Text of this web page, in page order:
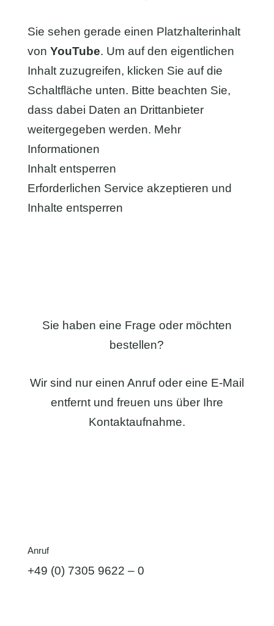
Sie sehen gerade einen Platzhalterinhalt
von YouTube. Um auf den eigentlichen
Inhalt zuzugreifen, klicken Sie auf die
Schaltfläche unten. Bitte beachten Sie,
dass dabei Daten an Drittanbieter
weitergegeben werden. Mehr
Informationen
Inhalt entsperren
Erforderlichen Service akzeptieren und
Inhalte entsperren
Sie haben eine Frage oder möchten
bestellen?
Wir sind nur einen Anruf oder eine E-Mail
entfernt und freuen uns über Ihre
Kontaktaufnahme.
Anruf
+49 (0) 7305 9622 – 0